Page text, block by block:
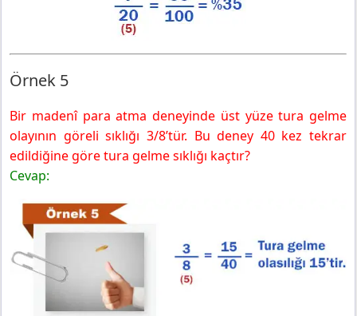
Örnek 5
Bir madenî para atma deneyinde üst yüze tura gelme
olayının göreli sıklığı 3/8’tür. Bu deney 40 kez tekrar
edildiğine göre tura gelme sıklığı kaçtır?
Cevap: